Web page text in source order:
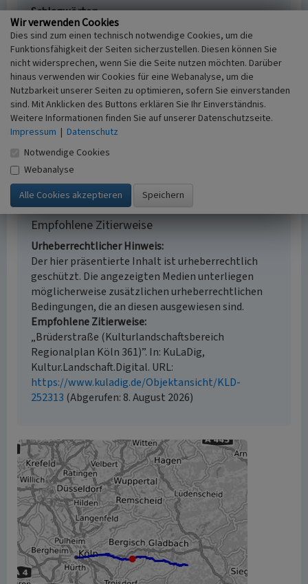
Schlagwörter
Kulturlandschaftsbereich
Fachsicht(en)
Kulturlandschaftspflege, Denkmalpflege,
Landeskunde, Raumplanung, Archäologie
Erfassungsmaßstab
i.d.R. 1:25.000 (kleiner als 1:20.000)
Erfassungsmethode
Literaturauswertung
Historischer Zeitraum
Beginn 2016
Empfohlene Zitierweise
Urheberrechtlicher Hinweis
Der hier präsentierte Inhalt ist urheberrechtlich
geschützt. Die angezeigten Medien unterliegen
möglicherweise zusätzlichen urheberrechtlichen
Bedingungen, die an diesen ausgewiesen sind.
Empfohlene Zitierweise
„Brüderstraße (Kulturlandschaftsbereich
Regionalplan Köln 361)”. In: KuLaDig,
Kultur.Landschaft.Digital. URL:
https://www.kuladig.de/Objektansicht/KLD-
252313 (Abgerufen: 8. August 2026)
Wir verwenden Cookies
Dies sind zum einen technisch notwendige Cookies, um die
Funktionsfähigkeit der Seiten sicherzustellen. Diesen können Sie
nicht widersprechen, wenn Sie die Seite nutzen möchten. Darüber
hinaus verwenden wir Cookies für eine Webanalyse, um die
Nutzbarkeit unserer Seiten zu optimieren, sofern Sie einverstanden
sind. Mit Anklicken des Buttons erklären Sie Ihr Einverständnis.
Weitere Informationen finden Sie auf unserer Datenschutzseite.
Impressum | Datenschutz
Notwendige Cookies
Webanalyse